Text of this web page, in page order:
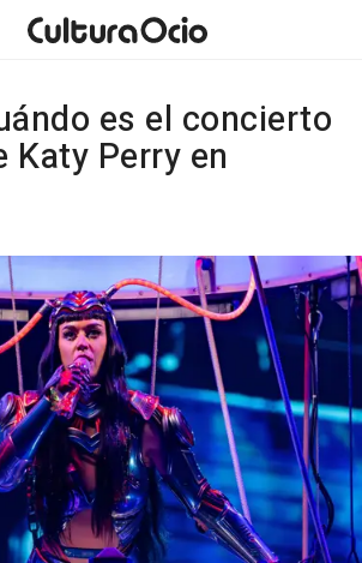
es el concierto
Katy Perry en